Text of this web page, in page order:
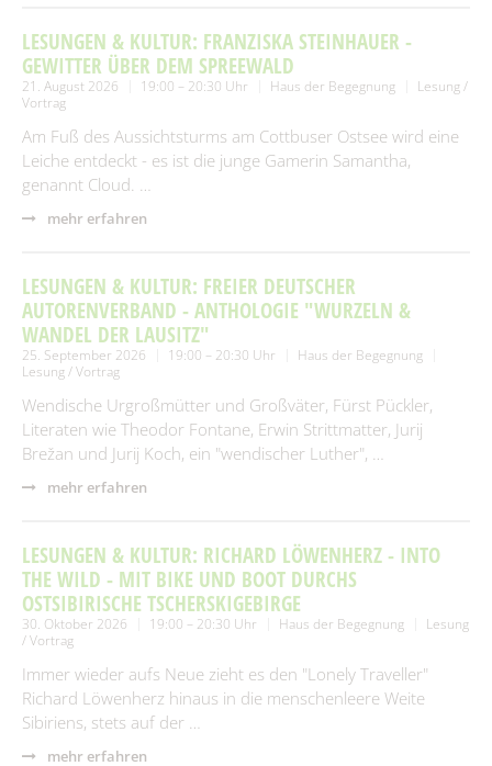
LESUNGEN & KULTUR: FRANZISKA STEINHAUER -
GEWITTER ÜBER DEM SPREEWALD
21. August 2026 19:00 – 20:30 Uhr Haus der Begegnung
Lesung /
Vortrag
Am Fuß des Aussichtsturms am Cottbuser Ostsee wird eine
Leiche entdeckt - es ist die junge Gamerin Samantha,
genannt Cloud. …
mehr erfahren
LESUNGEN & KULTUR: FREIER DEUTSCHER
AUTORENVERBAND - ANTHOLOGIE "WURZELN &
WANDEL DER LAUSITZ"
25. September 2026 19:00 – 20:30 Uhr
Haus der Begegnung
Lesung / Vortrag
Wendische Urgroßmütter und Großväter, Fürst Pückler,
Literaten wie Theodor Fontane, Erwin Strittmatter, Jurij
Brežan und Jurij Koch, ein "wendischer Luther", …
mehr erfahren
LESUNGEN & KULTUR: RICHARD LÖWENHERZ - INTO
THE WILD - MIT BIKE UND BOOT DURCHS
OSTSIBIRISCHE TSCHERSKIGEBIRGE
30. Oktober 2026 19:00 – 20:30 Uhr Haus der Begegnung
Lesung
/ Vortrag
Immer wieder aufs Neue zieht es den "Lonely Traveller"
Richard Löwenherz hinaus in die menschenleere Weite
Sibiriens, stets auf der …
mehr erfahren